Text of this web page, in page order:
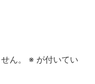
ん。 ※ が付いてい